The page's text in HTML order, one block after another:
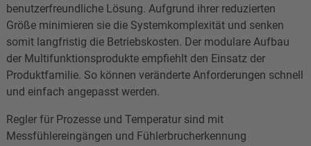
benutzerfreundliche Lösung. Aufgrund ihrer reduzierten
Größe minimieren sie die Systemkomplexität und senken
somit langfristig die Betriebskosten. Der modulare Aufbau
der Multifunktionsprodukte empfiehlt den Einsatz der
Produktfamilie. So können veränderte Anforderungen schnell
und einfach angepasst werden.
Regler für Prozesse und Temperatur sind mit
Messfühlereingängen und Fühlerbrucherkennung